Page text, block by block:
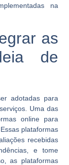
na
as
de
adotadas para
Uma das
online para
plataformas
recebidas
e tome
as plataformas